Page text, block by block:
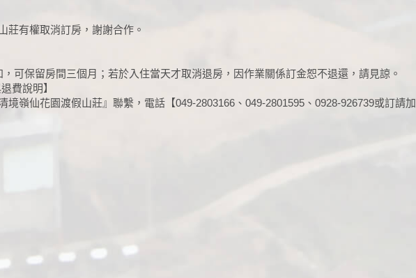
有權取消訂房，謝謝合作。
可保留房間三個月；若於入住當天才取消退房，因作業關係訂金恕不退還，請見諒。
費說明】
嶺仙花園渡假山莊』聯繫，電話【049-2803166、049-2801595、0928-926739或訂請加